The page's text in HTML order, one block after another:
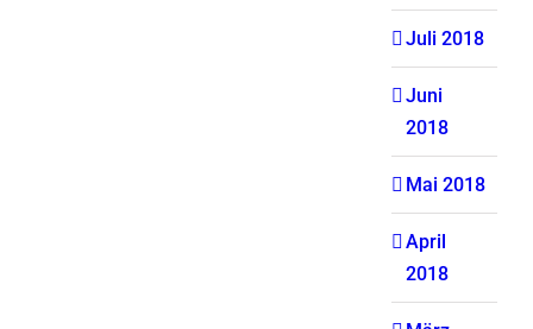
Juli 2018
Juni
2018
Mai 2018
April
2018